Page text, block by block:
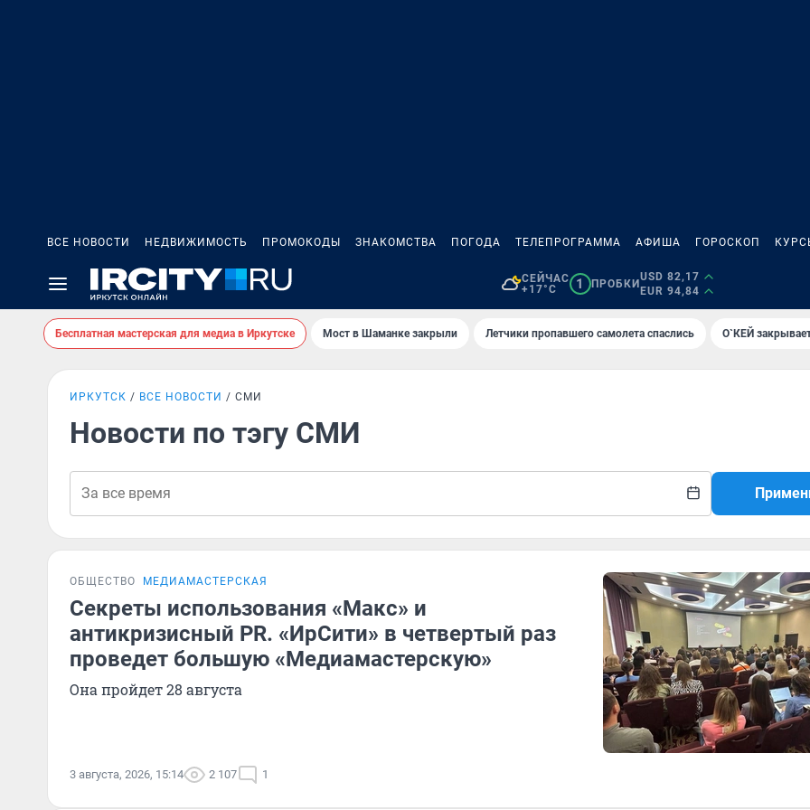
ВСЕ НОВОСТИ НЕДВИЖИМОСТЬ ПРОМОКОДЫ ЗНАКОМСТВА ПОГОДА ТЕЛЕПРОГРАММА АФИША ГОРОСКОП
СЕЙЧАС
+17°C
1 ПРОБКИ
USD 82,17
EUR 94,84
Бесплатная мастерская для медиа в Иркутске Мост в Шаманке закрыли Летчики пропавшего самолета спаслись О`КЕЙ
ИРКУТСК ВСЕ НОВОСТИ СМИ
Новости по тэгу СМИ
ОБЩЕСТВО МЕДИАМАСТЕРСКАЯ
Секреты использования «Макс» и
антикризисный PR. «ИрСити» в четвертый раз
проведет большую «Медиамастерскую»
Она пройдет 28 августа
3 августа, 2026, 15:14 2 107 1